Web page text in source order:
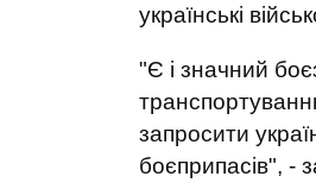
українські
"Є і значний
запросити
боєприпасів", -